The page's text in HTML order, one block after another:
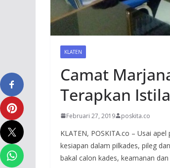
KLATEN
Camat
Terapkan
Februari 27, 2019 poskita.co
KLATEN, POSKITA.co – Usai
kesiapan dalam pilkades, pileg
bakal calon kades, keamanan